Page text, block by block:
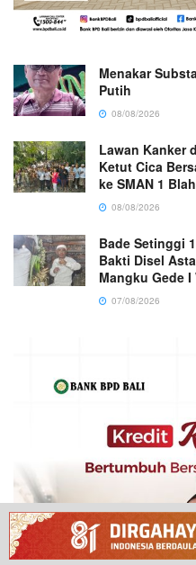
Menakar
Putih
08/08/2026
Lawan Kanker
Ketut Cica
ke SMAN 1
08/08/2026
Bade Setinggi
Bakti Disel
Mangku Gede I
07/08/2026